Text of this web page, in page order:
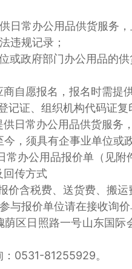
日常办公用品供货服务
违规记录；
或政府部门办公用品的
自愿报名，报名时需提
记证、组织机构代码证
供日常办公用品供货服务
，须具有企事业单位或
常办公用品报价单（见
传方式
含税费、送货费、搬运
报价单位请在接收询价
荫区日照路一号山东国
0531-81255929。